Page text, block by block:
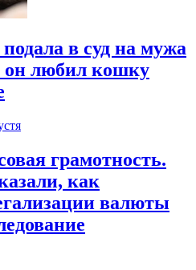
в суд на мужа
он любил кошку
грамотность.
как
валюты